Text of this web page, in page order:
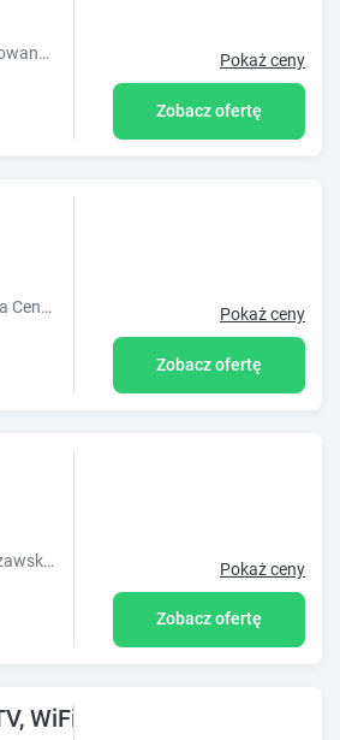
2 komfortowe w pełni wyposażone apartamenty. Dobrze skomunikowane z centrum w pobliżu Placu Zbawiciela. Pokaż ceny
Zobacz ofertę
Luksusowy, dwupokojowy apartament dla 4 osób, w pobliżu Dworca Centralnego, Złotych Tarasów i Ronda ONZ. W samym centrum Warszawy. Pokaż ceny
Zobacz ofertę
Eleganckie apartamenty, położone w niewielkiej odległości od Warszawskiego Centrum Expo XXI i Dworca Warszawa Zachodnia. Pokaż ceny
Zobacz ofertę
WiFi, Parking